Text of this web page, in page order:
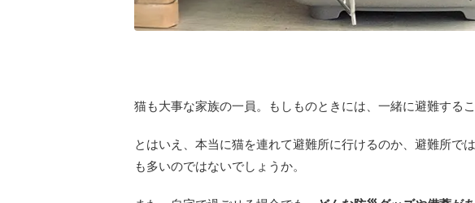
猫も大事な家族の一員。もしものときには、一緒に避難する
とはいえ、本当に猫を連れて避難所に行けるのか、避難所で
も多いのではないでしょうか。